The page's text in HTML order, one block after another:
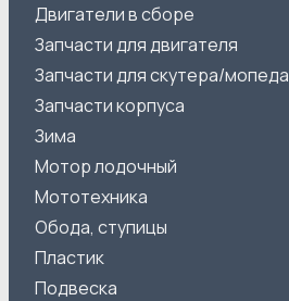
Двигатели в сборе
Запчасти для двигателя
Запчасти для скутера/мопеда
Запчасти корпуса
Зима
Мотор лодочный
Мототехника
Обода, ступицы
Пластик
Подвеска